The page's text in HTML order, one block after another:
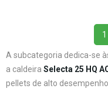
1
A subcategoria dedica-se
a caldeira Selecta 25 HQ
pellets de alto